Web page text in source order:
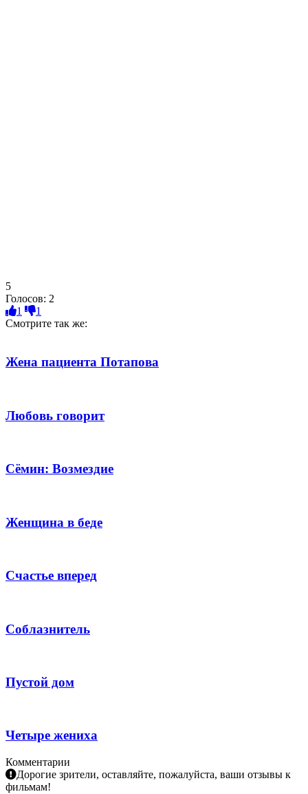
5
Голосов: 2
1
1
Смотрите так же:
Жена пациента Потапова
Любовь говорит
Сёмин: Возмездие
Женщина в беде
Счастье вперед
Соблазнитель
Пустой дом
Четыре жениха
Комментарии
Дорогие зрители, оставляйте, пожалуйста, ваши отзывы к
фильмам!